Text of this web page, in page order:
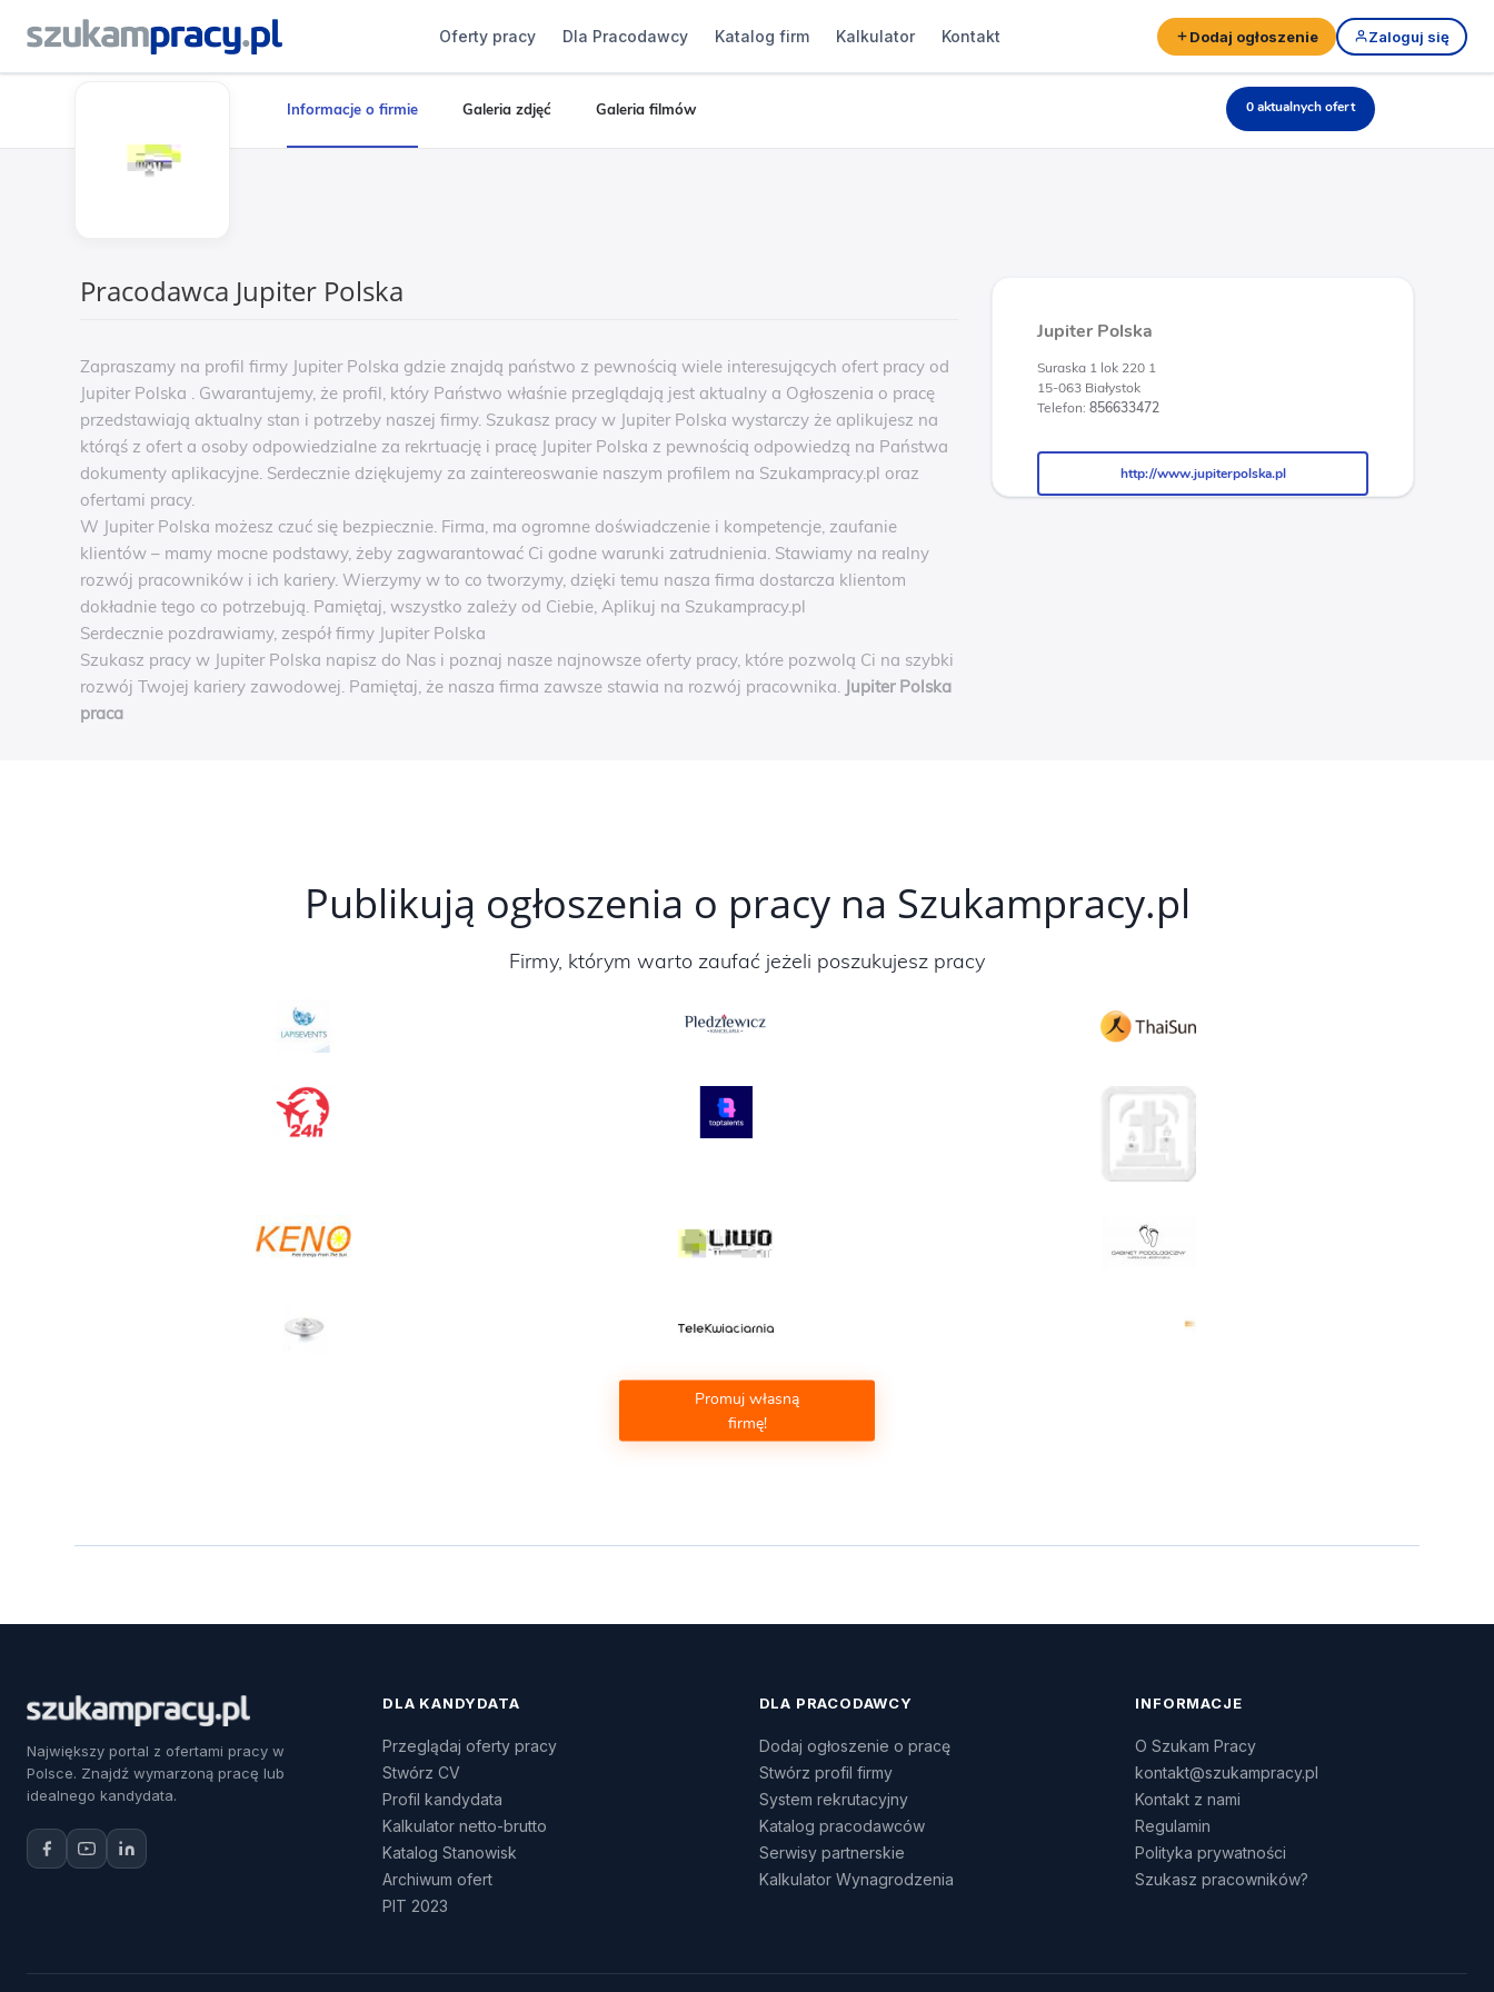
Oferty pracy Dla Pracodawcy Katalog firm Kalkulator Kontakt Dodaj ogłoszenie Zaloguj się
Informacje o firmie Galeria zdjęć Galeria filmów 0 aktualnych ofert
Pracodawca Jupiter Polska
Zapraszamy na profil firmy Jupiter Polska gdzie znajdą państwo z pewnością wiele interesujących ofert pracy od
Jupiter Polska . Gwarantujemy, że profil, który Państwo właśnie przeglądają jest aktualny a Ogłoszenia o pracę
przedstawiają aktualny stan i potrzeby naszej firmy. Szukasz pracy w Jupiter Polska wystarczy że aplikujesz na
którąś z ofert a osoby odpowiedzialne za rekrtuację i pracę Jupiter Polska z pewnością odpowiedzą na Państwa
dokumenty aplikacyjne. Serdecznie dziękujemy za zaintereoswanie naszym profilem na Szukampracy.pl oraz
ofertami pracy.
W Jupiter Polska możesz czuć się bezpiecznie. Firma, ma ogromne doświadczenie i kompetencje, zaufanie
klientów – mamy mocne podstawy, żeby zagwarantować Ci godne warunki zatrudnienia. Stawiamy na realny
rozwój pracowników i ich kariery. Wierzymy w to co tworzymy, dzięki temu nasza firma dostarcza klientom
dokładnie tego co potrzebują. Pamiętaj, wszystko zależy od Ciebie, Aplikuj na Szukampracy.pl
Serdecznie pozdrawiamy, zespół firmy Jupiter Polska
Szukasz pracy w Jupiter Polska napisz do Nas i poznaj nasze najnowsze oferty pracy, które pozwolą Ci na szybki
rozwój Twojej kariery zawodowej. Pamiętaj, że nasza firma zawsze stawia na rozwój pracownika. Jupiter Polska
praca
Jupiter Polska
Suraska 1 lok 220 1
15-063 Białystok
Telefon: 856633472
http://www.jupiterpolska.pl
http://www.jupiterpolska.pl
Publikują ogłoszenia o pracy na Szukampracy.pl
Firmy, którym warto zaufać jeżeli poszukujesz pracy
Promuj własną
firmę!
Największy portal z ofertami pracy w
Polsce. Znajdź wymarzoną pracę lub
idealnego kandydata.
DLA KANDYDATA
Przeglądaj oferty pracy
Stwórz CV
Profil kandydata
Kalkulator netto-brutto
Katalog Stanowisk
Archiwum ofert
PIT 2023
DLA PRACODAWCY
Dodaj ogłoszenie o pracę
Stwórz profil firmy
System rekrutacyjny
Katalog pracodawców
Serwisy partnerskie
Kalkulator Wynagrodzenia
INFORMACJE
O Szukam Pracy
kontakt@szukampracy.pl
Kontakt z nami
Regulamin
Polityka prywatności
Szukasz pracowników?